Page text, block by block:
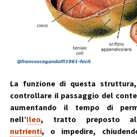
La funzione di questa
controllare il passaggio del
aumentando il tempo di
nell’Ileo, tratto preposto
nutrienti, o impedire,